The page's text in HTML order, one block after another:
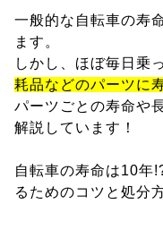
一般的な自転車の寿
ます。
しかし、ほぼ毎日乗
耗品などのパーツに
パーツごとの寿命や
解説しています！
自転車の寿命は10年
るためのコツと処分